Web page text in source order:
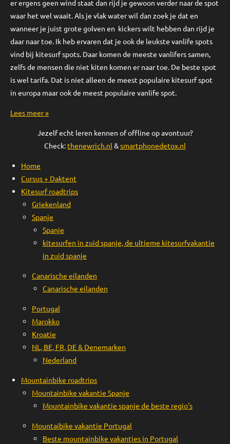
er ergens geen wind staat dan rijd je gewoon verder naar de spot
waar het wel waait. Als je vlak water wil dan zoek je dat en
wanneer je juist grote golven en kickers wilt hebben dan rijd je
daar naar toe. Ik heb ervaren dat je ook de leukste vanlife spots
vind bij kitesurf spots. Daar komen de meeste vanlifers samen,
zelfs de mensen die niet kiten komen er naar toe. De beste spot
is wel tarifa. Dat is niet alleen de meest populaire kitesurf spot
in europa maar ook de meest populaire vanlife spot.
Lees meer »
Jezelf echt leren kennen of offline op avontuur?
Check: thenewrich.nl &smartphonedetox.nl
Home
Cursus + Daktent
Kitesurf roadtrips
Griekenland
Spanje
Spanje
kitesurfen in zuid spanje, de ultieme kitesurfvakantie
in zuid spanje
Canarische eilanden
Canarische eilanden
Portugal
Marokko
Kroatie
NL, BE, FR, DE & Denemarken
Nederland
Mountainbike roadtrips
Mountainbike vakantie Spanje
Mountainbike vakantie spanje de beste regio's
Mountaibike vakantie Portugal
Beste mountainbike vakanties in Portugal